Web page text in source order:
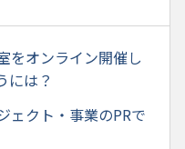
をオンライン開催し
には？
ェクト・事業のPRで